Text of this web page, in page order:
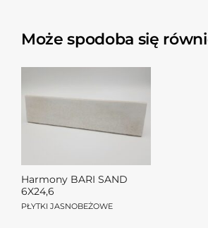
Może spodoba się
Harmony BARI SAND
6X24,6
PŁYTKI JASNOBEŻOWE